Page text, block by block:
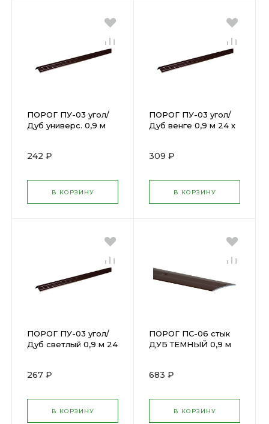
ПОРОГ ПУ-03 угол/
Дуб универс. 0,9 м
242 ₽
В КОРЗИНУ
ПОРОГ ПУ-03 угол/
Дуб венге 0,9 м 24 х
309 ₽
В КОРЗИНУ
ПОРОГ ПУ-03 угол/
Дуб светлый 0,9 м 24
267 ₽
В КОРЗИНУ
ПОРОГ ПС-06 стык
ДУБ ТЕМНЫЙ 0,9 м
683 ₽
В КОРЗИНУ